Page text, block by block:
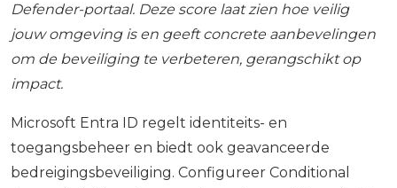
Defender-portaal. Deze score laat zien hoe veilig
jouw omgeving is en geeft concrete aanbevelingen
om de beveiliging te verbeteren, gerangschikt op
impact.
Microsoft Entra ID regelt identiteits- en
toegangsbeheer en biedt ook geavanceerde
bedreigingsbeveiliging. Configureer Conditional